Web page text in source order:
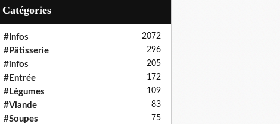
Catégories
#Infos 2072
#Pâtisserie 296
#infos 205
#Entrée 172
#Légumes 109
#Viande 83
#Soupes 75